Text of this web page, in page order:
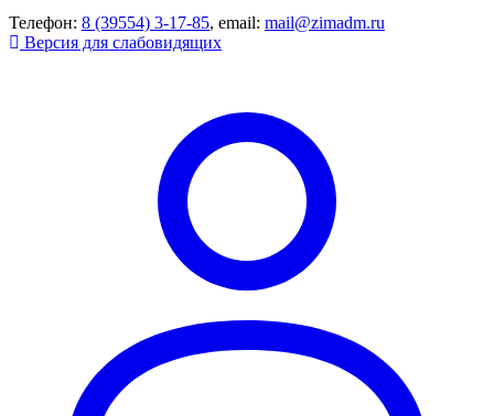
Телефон: 8 (39554) 3-17-85, email: mail@zimadm.ru
Версия для слабовидящих